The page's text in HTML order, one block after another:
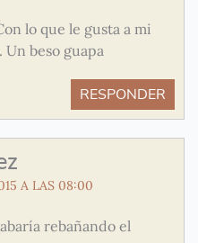
lo que le gusta a mi
beso guapa
RESPONDER
A LAS 08:00
rebañando el